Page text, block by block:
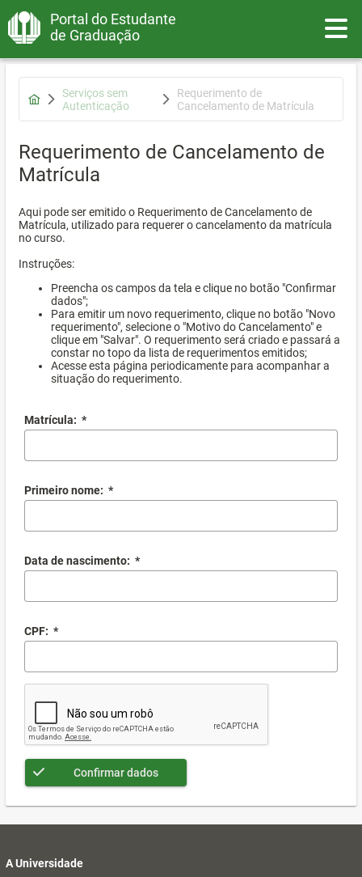
Portal do Estudante
de Graduação
Serviços sem
Autenticação
Requerimento de
Cancelamento de Matrícula
Requerimento de Cancelamento de
Matrícula
Aqui pode ser emitido o Requerimento de Cancelamento de
Matrícula, utilizado para requerer o cancelamento da matrícula
no curso.
Instruções:
Preencha os campos da tela e clique no botão "Confirmar
dados";
Para emitir um novo requerimento, clique no botão "Novo
requerimento", selecione o "Motivo do Cancelamento" e
clique em "Salvar". O requerimento será criado e passará a
constar no topo da lista de requerimentos emitidos;
Acesse esta página periodicamente para acompanhar a
situação do requerimento.
Matrícula: *
Primeiro nome: *
Data de nascimento: *
CPF: *
Confirmar dados
A Universidade